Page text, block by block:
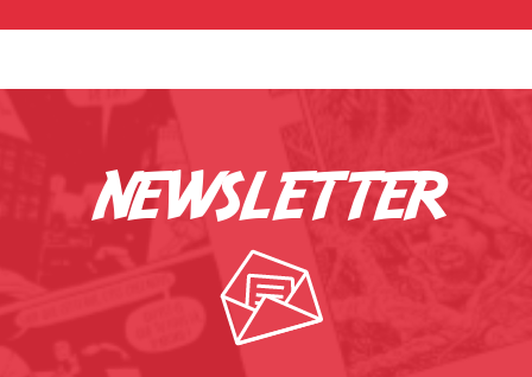
newsletter